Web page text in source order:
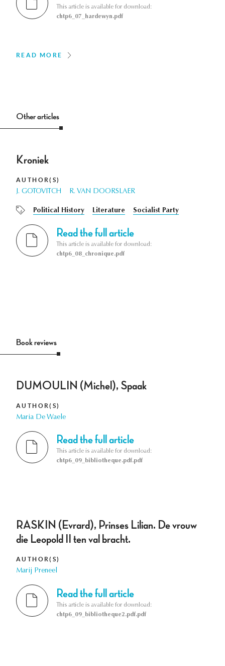
This article is available for download:
chtp6_07_hardewyn.pdf
READ MORE
Other articles
Kroniek
AUTHOR(S)
J. GOTOVITCH R. VAN DOORSLAER
Political History Literature Socialist Party
Read the full article
This article is available for download:
chtp6_08_chronique.pdf
Book reviews
DUMOULIN (Michel), Spaak
AUTHOR(S)
Maria De Waele
Read the full article
This article is available for download:
chtp6_09_bibliotheque.pdf.pdf
RASKIN (Evrard), Prinses Lilian. De vrouw
die Leopold II ten val bracht.
AUTHOR(S)
Marij Preneel
Read the full article
This article is available for download:
chtp6_09_bibliotheque2.pdf.pdf